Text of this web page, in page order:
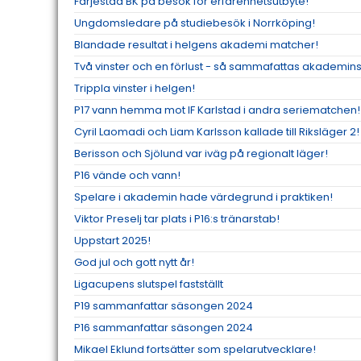
Ungdomsledare på studiebesök i Norrköping!
Blandade resultat i helgens akademi matcher!
Två vinster och en förlust - så sammafattas
Trippla vinster i helgen!
P17 vann hemma mot IF Karlstad i andra seriematchen!
Cyril Laomadi och Liam Karlsson kallade till Riksläger 2!
Berisson och Sjölund var iväg på regionalt läger!
P16 vände och vann!
Spelare i akademin hade värdegrund i praktiken!
Viktor Preselj tar plats i P16:s tränarstab!
Uppstart 2025!
God jul och gott nytt år!
Ligacupens slutspel fastställt
P19 sammanfattar säsongen 2024
P16 sammanfattar säsongen 2024
Mikael Eklund fortsätter som spelarutvecklare!